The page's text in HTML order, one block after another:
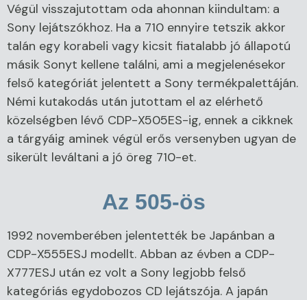
Végül visszajutottam oda ahonnan kiindultam: a
Sony lejátszókhoz. Ha a 710 ennyire tetszik akkor
talán egy korabeli vagy kicsit fiatalabb jó állapotú
másik Sonyt kellene találni, ami a megjelenésekor
felső kategóriát jelentett a Sony termékpalettáján.
Némi kutakodás után jutottam el az elérhető
közelségben lévő CDP-X505ES-ig, ennek a cikknek
a tárgyáig aminek végül erős versenyben ugyan de
sikerült leváltani a jó öreg 710-et.
Az 505-ös
1992 novemberében jelentették be Japánban a
CDP-X555ESJ modellt. Abban az évben a CDP-
X777ESJ után ez volt a Sony legjobb felső
kategóriás egydobozos CD lejátszója. A japán